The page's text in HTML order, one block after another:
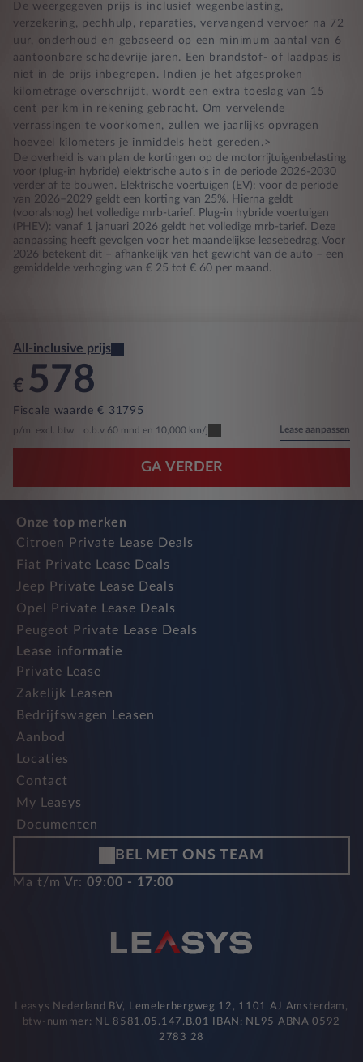
De weergegeven prijs is inclusief wegenbelasting,
verzekering, pechhulp, reparaties, vervangend vervoer na 72
uur, onderhoud en gebaseerd op een minimum aantal van 6
aantoonbare schadevrije jaren. Een brandstof- of laadpas is
niet in de prijs inbegrepen. Indien je het afgesproken
kilometrage overschrijdt, wordt een extra toeslag van 15
cent per km in rekening gebracht. Om vervelende
verrassingen te voorkomen, zullen we jaarlijks opvragen
hoeveel kilometers je inmiddels hebt gereden.>
De overheid is van plan de kortingen op de motorrijtuigenbelasting
voor (plug-in hybride) elektrische auto’s in de periode 2026-2030
verder af te bouwen. Elektrische voertuigen (EV): voor de periode
van 2026–2029 geldt een korting van 25%. Hierna geldt
(vooralsnog) het volledige mrb-tarief. Plug-in hybride voertuigen
(PHEV): vanaf 1 januari 2026 geldt het volledige mrb-tarief. Deze
aanpassing heeft gevolgen voor het maandelijkse leasebedrag. Voor
2026 betekent dit – afhankelijk van het gewicht van de auto – een
gemiddelde verhoging van € 25 tot € 60 per maand.
All-inclusive prijs
€ 578
Fiscale waarde € 31795
p/m. excl. btw o.b.v 60 mnd en 10,000 km/j Lease aanpassen
GA VERDER
Onze top merken
Citroen Private Lease Deals
Fiat Private Lease Deals
Jeep Private Lease Deals
Opel Private Lease Deals
Peugeot Private Lease Deals
Lease informatie
Private Lease
Zakelijk Leasen
Bedrijfswagen Leasen
Aanbod
Locaties
Contact
My Leasys
Documenten
BEL MET ONS TEAM
Ma t/m Vr: 09:00 - 17:00
Leasys Nederland BV, Lemelerbergweg 12, 1101 AJ Amsterdam,
btw-nummer: NL 8581.05.147.B.01 IBAN: NL95 ABNA 0592
2783 28